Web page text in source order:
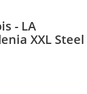
- LA
XXL Steel